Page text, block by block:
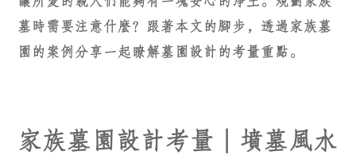
墓時需要注意什麼？跟著本文的腳步，透過家族墓
園的案例分享一起瞭解墓園設計的考量重點。
家族墓園設計考量｜墳墓風水